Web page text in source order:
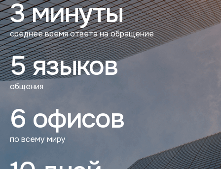
3 минуты
среднее время ответа на обращение
5 языков
общения
6 офисов
по всему миру